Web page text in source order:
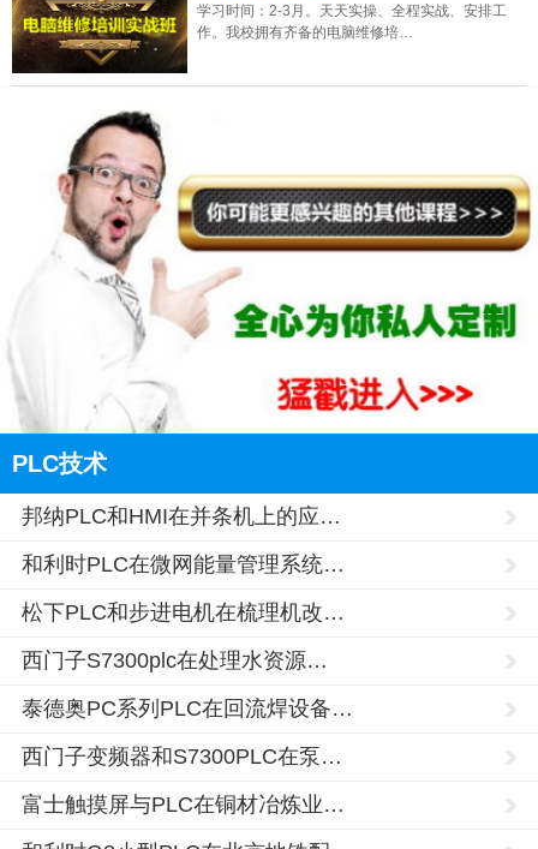
学习时间：2-3月。天天实操、全程实战、安排工
作。我校拥有齐备的电脑维修培…
PLC技术
邦纳PLC和HMI在并条机上的应…
和利时PLC在微网能量管理系统…
松下PLC和步进电机在梳理机改…
西门子S7300plc在处理水资源…
泰德奥PC系列PLC在回流焊设备…
西门子变频器和S7300PLC在泵…
富士触摸屏与PLC在铜材冶炼业…